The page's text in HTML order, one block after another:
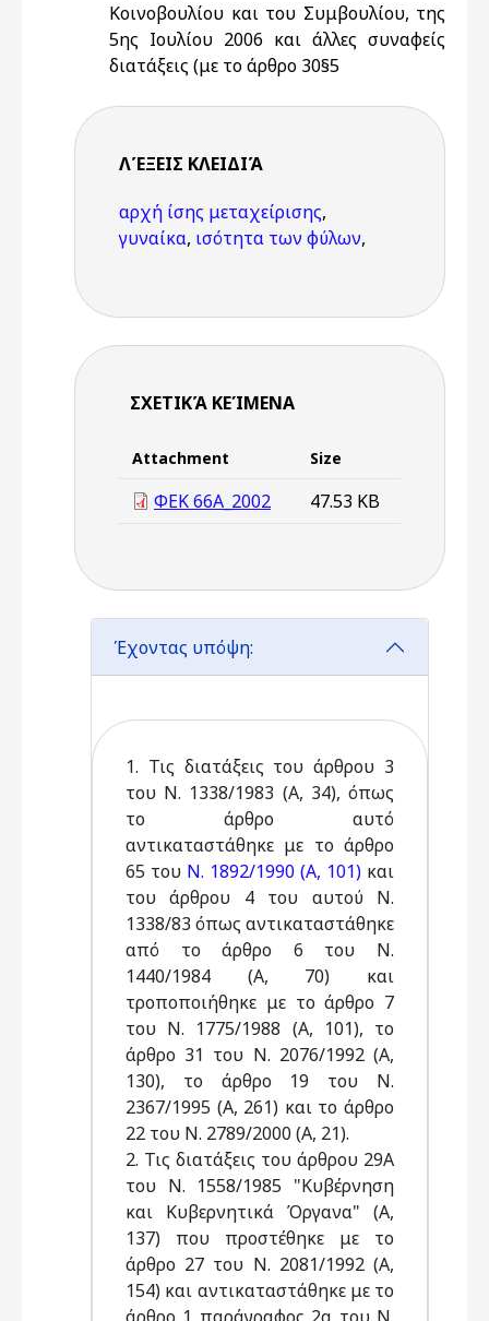
Κοινοβουλίου και του Συμβουλίου, της
5ης Ιουλίου 2006 και άλλες συναφείς
διατάξεις (με το άρθρο 30§5
ΛΈΞΕΙΣ KΛΕΙΔΙΆ
αρχή ίσης μεταχείρισης,
γυναίκα, ισότητα των φύλων,
ΣΧΕΤΙΚΆ ΚΕΊΜΕΝΑ
Attachment Size
ΦΕΚ 66Α_2002 47.53 KB
Έχοντας υπόψη:
1. Τις διατάξεις του άρθρου 3
του Ν. 1338/1983 (Α, 34), όπως
το άρθρο αυτό
αντικαταστάθηκε με το άρθρο
65 του Ν. 1892/1990 (Α, 101) και
του άρθρου 4 του αυτού Ν.
1338/83 όπως αντικαταστάθηκε
από το άρθρο 6 του Ν.
1440/1984 (Α, 70) και
τροποποιήθηκε με το άρθρο 7
του Ν. 1775/1988 (Α, 101), το
άρθρο 31 του Ν. 2076/1992 (Α,
130), το άρθρο 19 του Ν.
2367/1995 (Α, 261) και το άρθρο
22 του Ν. 2789/2000 (Α, 21).
2. Τις διατάξεις του άρθρου 29Α
του Ν. 1558/1985 "Κυβέρνηση
και Κυβερνητικά Όργανα" (Α,
137) που προστέθηκε με το
άρθρο 27 του Ν. 2081/1992 (Α,
154) και αντικαταστάθηκε με το